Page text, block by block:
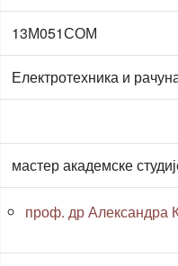
13М051СОМ
Електротехника и
мастер академске
проф. др Александра